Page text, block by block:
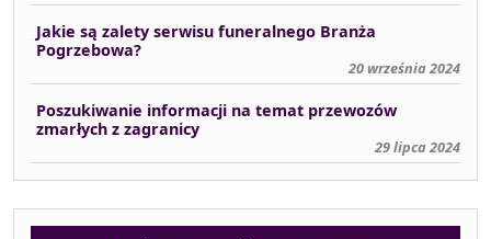
Jakie są zalety serwisu funeralnego Branża
Pogrzebowa?
20 września 2024
Poszukiwanie informacji na temat przewozów
zmarłych z zagranicy
29 lipca 2024